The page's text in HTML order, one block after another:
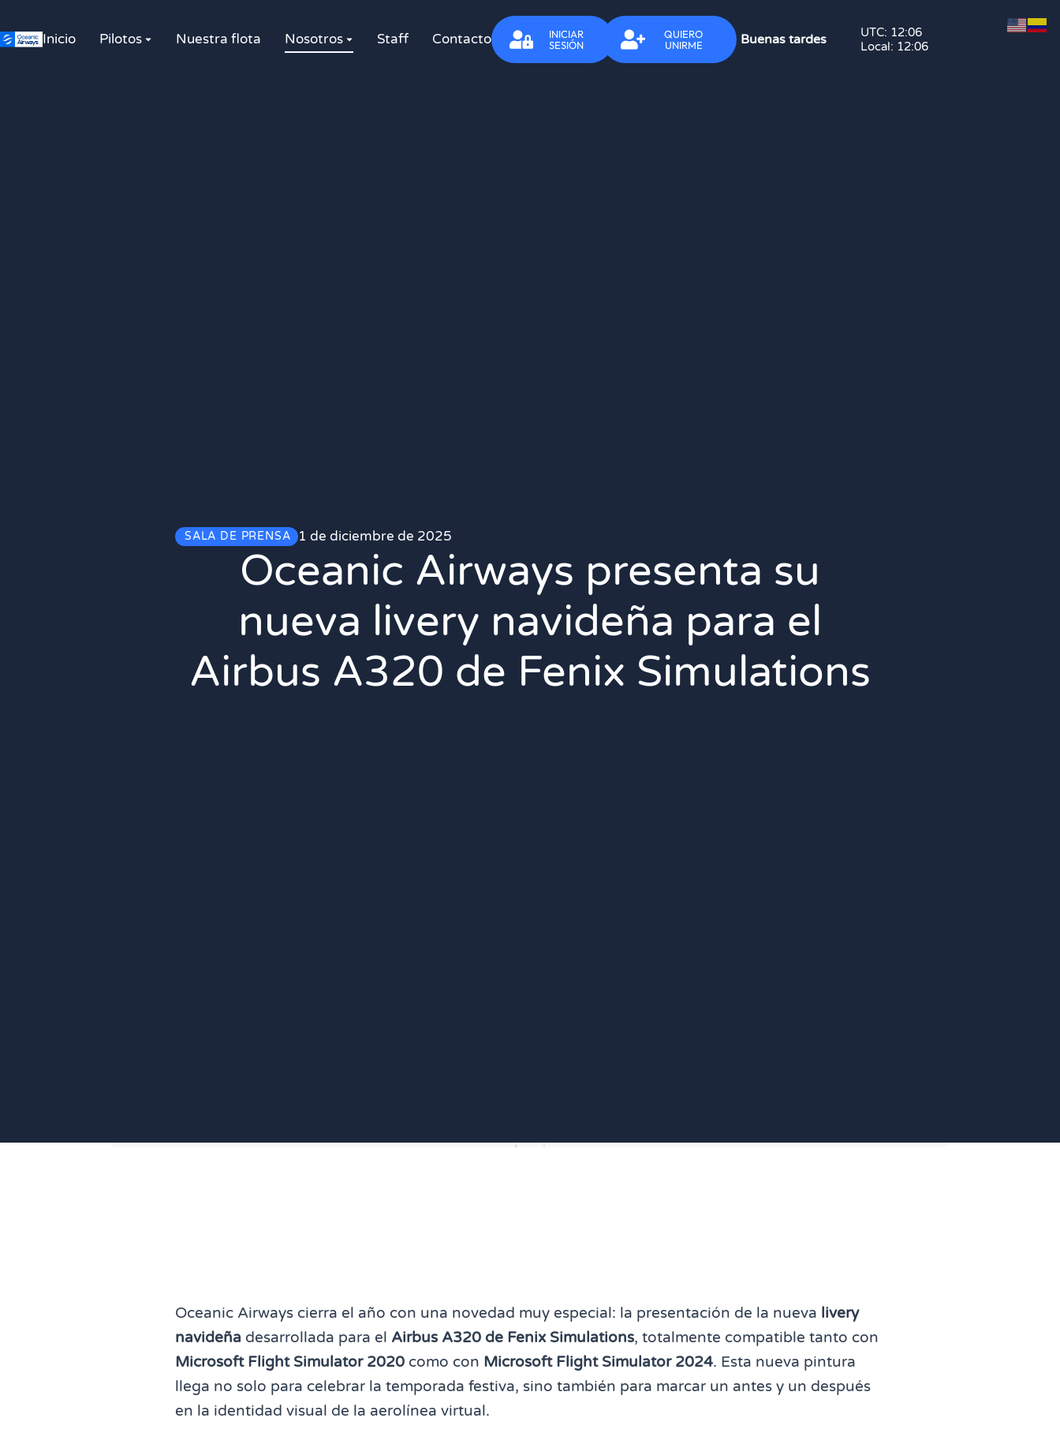
Inicio Pilotos Nuestra flota Nosotros Staff Contacto
INICIAR
SESIÓN
QUIERO
UNIRME
Buenas tardes UTC: 12:06
Local: 12:06
SALA DE PRENSA 1 de diciembre de 2025
Oceanic Airways presenta su
nueva livery navideña para el
Airbus A320 de Fenix Simulations
Oceanic Airways cierra el año con una novedad muy especial: la presentación de la nueva livery
navideña desarrollada para el Airbus A320 de Fenix Simulations, totalmente compatible tanto con
Microsoft Flight Simulator 2020 como con Microsoft Flight Simulator 2024. Esta nueva pintura
llega no solo para celebrar la temporada festiva, sino también para marcar un antes y un después
en la identidad visual de la aerolínea virtual.